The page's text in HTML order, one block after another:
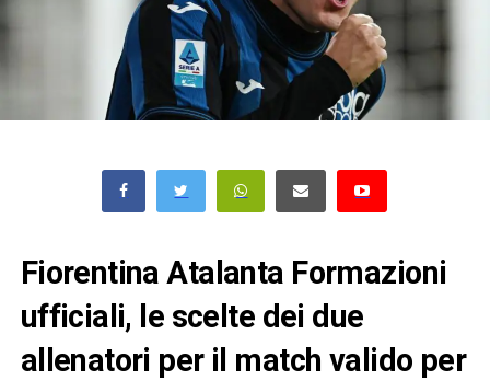
Fiorentina Atalanta Formazioni
ufficiali, le scelte dei due
allenatori per il match valido per